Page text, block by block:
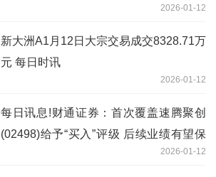
2026-01-12
新大洲A1月12日大宗交易成交8328.71万
元 每日时讯
2026-01-12
每日讯息!财通证券：首次覆盖速腾聚创
(02498)给予“买入”评级 后续业绩有望保
2026-01-12